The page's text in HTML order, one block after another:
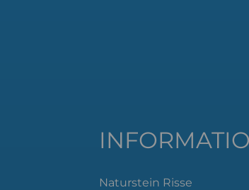
Naturstein Risse